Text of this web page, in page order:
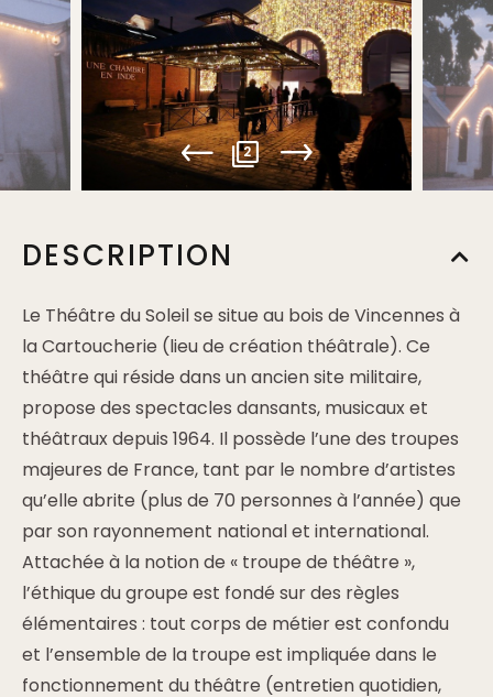
2
DESCRIPTION
Le Théâtre du Soleil se situe au bois de Vincennes à
la Cartoucherie (lieu de création théâtrale). Ce
théâtre qui réside dans un ancien site militaire,
propose des spectacles dansants, musicaux et
théâtraux depuis 1964. Il possède l’une des troupes
majeures de France, tant par le nombre d’artistes
qu’elle abrite (plus de 70 personnes à l’année) que
par son rayonnement national et international.
Attachée à la notion de « troupe de théâtre »,
l’éthique du groupe est fondé sur des règles
élémentaires : tout corps de métier est confondu
et l’ensemble de la troupe est impliquée dans le
fonctionnement du théâtre (entretien quotidien,